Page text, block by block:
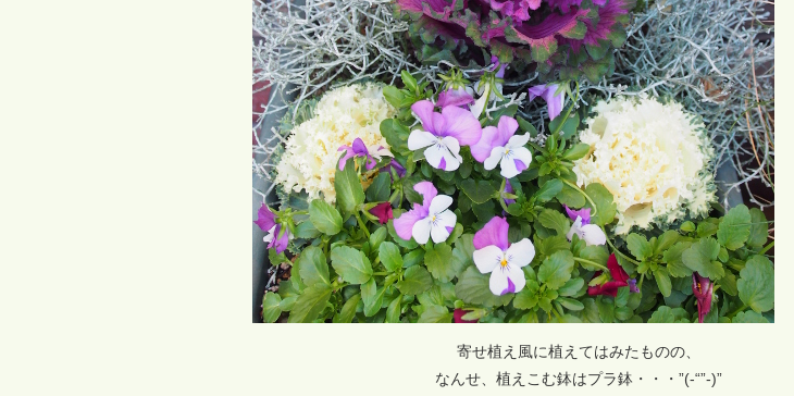
寄せ植え風に植えてはみたものの、
なんせ、植えこむ鉢はプラ鉢・・・”(-“”-)”